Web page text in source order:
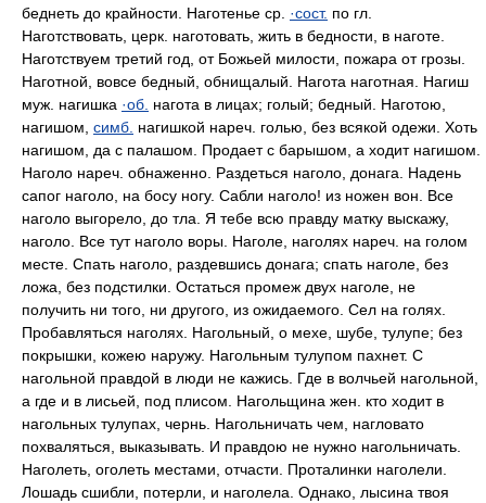
беднеть до крайности. Наготенье ср. ·сост. по гл.
Наготствовать, церк. наготовать, жить в бедности, в наготе.
Наготствуем третий год, от Божьей милости, пожара от грозы.
Наготной, вовсе бедный, обнищалый. Нагота наготная. Нагиш
муж. нагишка ·об. нагота в лицах; голый; бедный. Наготою,
нагишом, симб. нагишкой нареч. голью, без всякой одежи. Хоть
нагишом, да с палашом. Продает с барышом, а ходит нагишом.
Наголо нареч. обнаженно. Раздеться наголо, донага. Надень
сапог наголо, на босу ногу. Сабли наголо! из ножен вон. Все
наголо выгорело, до тла. Я тебе всю правду матку выскажу,
наголо. Все тут наголо воры. Наголе, наголях нареч. на голом
месте. Спать наголо, раздевшись донага; спать наголе, без
ложа, без подстилки. Остаться промеж двух наголе, не
получить ни того, ни другого, из ожидаемого. Сел на голях.
Пробавляться наголях. Нагольный, о мехе, шубе, тулупе; без
покрышки, кожею наружу. Нагольным тулупом пахнет. С
нагольной правдой в люди не кажись. Где в волчьей нагольной,
а где и в лисьей, под плисом. Нагольщина жен. кто ходит в
нагольных тулупах, чернь. Нагольничать чем, нагловато
похваляться, выказывать. И правдою не нужно нагольничать.
Наголеть, оголеть местами, отчасти. Проталинки наголели.
Лошадь сшибли, потерли, и наголела. Однако, лысина твоя